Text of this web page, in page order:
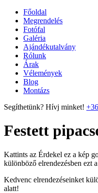
Főoldal
Megrendelés
Fotófal
Galéria
Ajándékutalvány
Rólunk
Árak
Vélemények
Blog
Montázs
Segíthetünk? Hívj minket!
Festett
Kattints az Érdekel ez a kép
különböző elrendezésben ezt
Kedvenc elrendezéseinket
alatt!